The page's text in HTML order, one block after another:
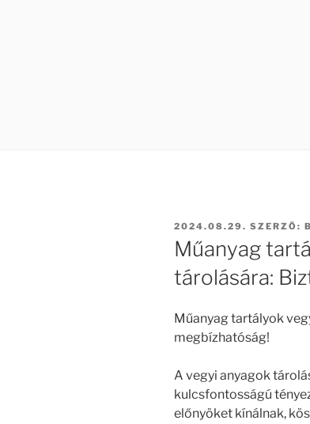
BEKÜLDVE:
2024.08.29. SZERZŐ:
Műanyag
tárolására:
Műanyag tartályok
megbízhatóság!
A vegyi anyagok
kulcsfontosságú
előnyöket kínálnak,